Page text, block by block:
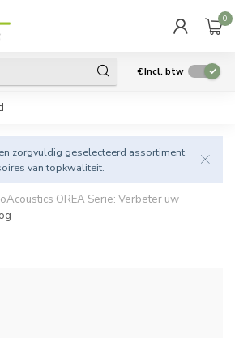
0
€Incl. btw
zorgvuldig geselecteerd assortiment
van topkwaliteit.
OREA Serie: Verbeter uw